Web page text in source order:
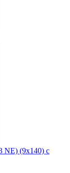
NE) (9x140) с